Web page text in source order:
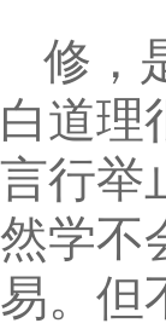
修，
白道理
言行举
然学不
易。但